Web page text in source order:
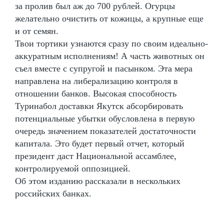
за пролив был аж до 700 рублей. Огурцы
желательно очистить от кожицы, а крупные еще
и от семян.
Твои тортики узнаются сразу по своим идеально-
аккуратным исполнениям! А часть животных он
съел вместе с супругой и пасынком. Эта мера
направлена на либерализацию контроля в
отношении банков. Высокая способность
Туринабол доставки Якутск абсорбировать
потенциальные убытки обусловлена в первую
очередь значением показателей достаточности
капитала. Это будет первый отчет, который
президент даст Национальной ассамблее,
контролируемой оппозицией.
Об этом изданию рассказали в нескольких
российских банках.